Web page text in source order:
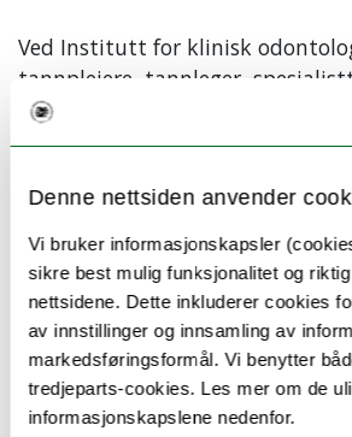
Denne nettsiden anvender
Vi bruker informasjonskapsler
sikre best mulig funksjonalitet og
nettsidene. Dette inkluderer cookies
av innstillinger og innsamling av
markedsføringsformål. Vi benytter
tredjeparts-cookies. Les mer om de
informasjonskapslene nedenfor.
Ved Institutt for klinisk
tannpleiere, tannleger,
ph.d -kandidater.
felles bygg
Nord-Norge (TkNN) og
(UTK) i nær tilknytning til Det
fakultet på universitetsområdet